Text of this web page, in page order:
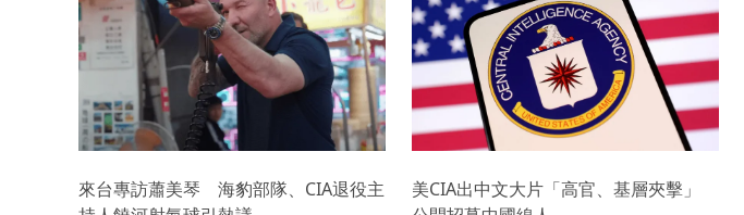
來台專訪蕭美琴 海豹部隊、CIA退役主
美CIA出中文大片「高官、基層夾擊」